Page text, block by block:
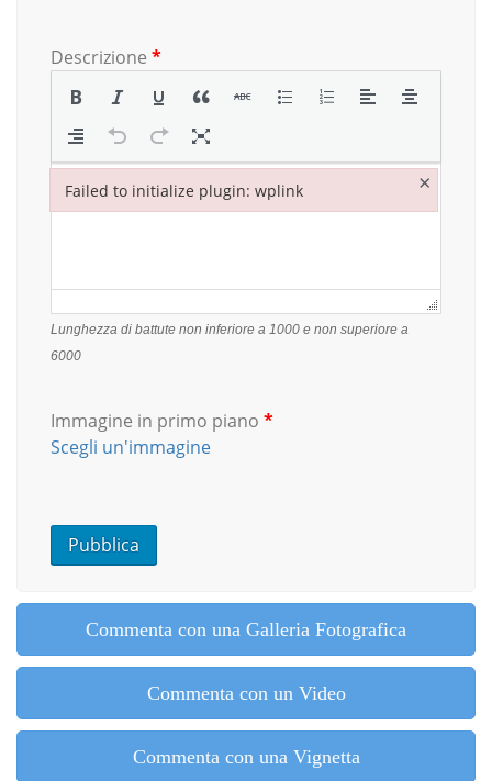
Descrizione *
Lunghezza di battute non inferiore a 1000 e non superiore a
6000
Immagine in primo piano *
Scegli un'immagine
Commenta con una Galleria Fotografica
Commenta con un Video
Commenta con una Vignetta
Failed to initialize plugin: wplink ×
Failed to initialize plugin: wplink